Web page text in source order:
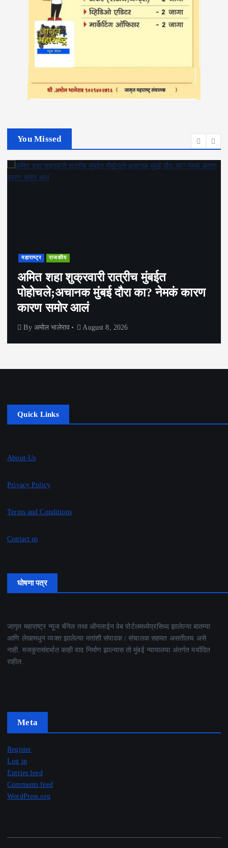
You Missed
महाराष्ट्र राजकीय
अमित शहा शुक्रवारी रात्रीच मुंबईत
पोहोचले;अचानक मुंबई दौरा का? नेमकं कारण
कारण समोर आलं
By अमोल भालेराव August 8, 2026
Quick Links
About-Us
Privacy Policy
Terms and Conditions
Contact us
घोषणा पत्र
जागृत महाराष्ट्र न्यूज चॅनेल तथा ऑनलाईन वेब पोर्टलमध्येप्रसिध्द झालेल्या बातम्या
आणि लेखामधुन व्यक्त झालेल्या मतांशी संपादक / संचालक सहमत असतीलच असे
नाही. मजकुरासंदर्भात काही वाद निर्माण झाल्यास तो मुंबई न्यायालया अंतर्गत मर्यादित
राहील.
Meta
Register
Log in
Entries feed
Comments feed
WordPress.org